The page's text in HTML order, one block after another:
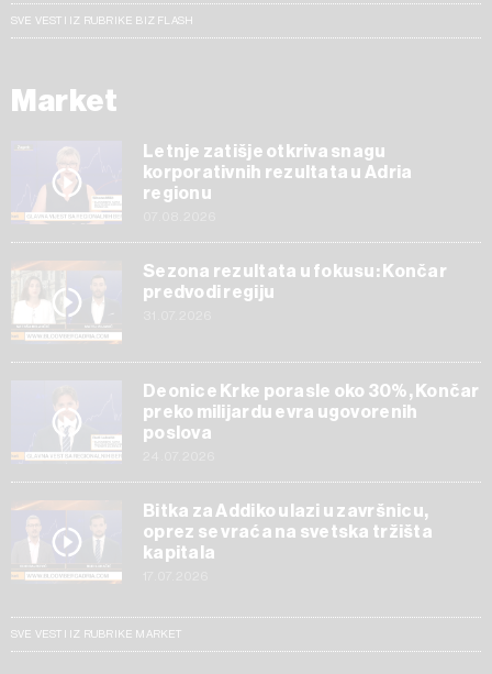
SVE VESTI IZ RUBRIKE BIZ FLASH
Market
Letnje zatišje otkriva snagu
korporativnih rezultata u Adria
regionu
Sezona rezultata u fokusu: Končar
predvodi regiju
Deonice Krke porasle oko 30%, Končar
preko milijardu evra ugovorenih
poslova
Bitka za Addiko ulazi u završnicu,
oprez se vraća na svetska tržišta
kapitala
SVE VESTI IZ RUBRIKE MARKET